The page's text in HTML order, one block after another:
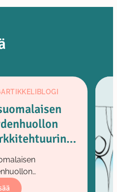
potilaan
tilastointi?
ARTIKKELIBLOGI